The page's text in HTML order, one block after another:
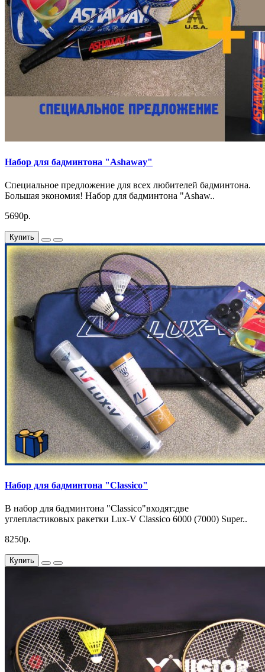
Набор для бадминтона "Ashaway"
Специальное предложение для всех любителей бадминтона.
Большая экономия! Набор для бадминтона "Ashaw..
5690р.
Купить
Набор для бадминтона "Classico"
В набор для бадминтона "Classico"входят:две
углепластиковых ракетки Lux-V Classico 6000 (7000) Super..
8250р.
Купить